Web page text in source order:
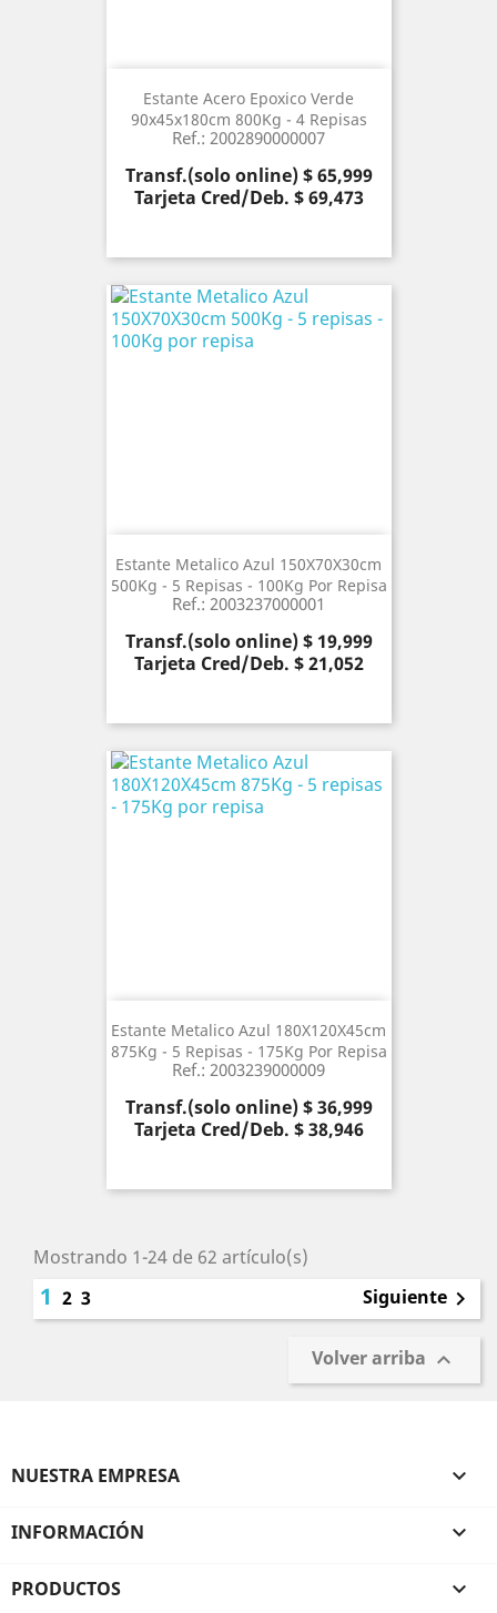
Estante Acero Epoxico Verde
90x45x180cm 800Kg - 4 Repisas
Ref.: 2002890000007
Precio
Transf.(solo online) $ 65,999
Tarjeta Cred/Deb. $ 69,473
Estante Metalico Azul 150X70X30cm
500Kg - 5 Repisas - 100Kg Por Repisa
Ref.: 2003237000001
Precio
Transf.(solo online) $ 19,999
Tarjeta Cred/Deb. $ 21,052
Estante Metalico Azul 180X120X45cm
875Kg - 5 Repisas - 175Kg Por Repisa
Ref.: 2003239000009
Precio
Transf.(solo online) $ 36,999
Tarjeta Cred/Deb. $ 38,946
Mostrando 1-24 de 62 artículo(s)
1 2 3 Siguiente 
Volver arriba 
NUESTRA EMPRESA 
INFORMACIÓN 
PRODUCTOS 